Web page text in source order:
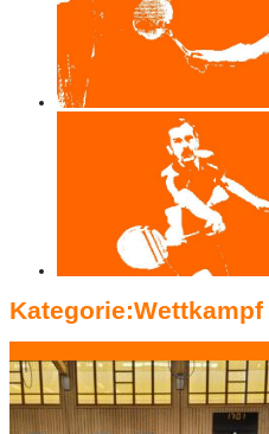
Kategorie:Wettkampf